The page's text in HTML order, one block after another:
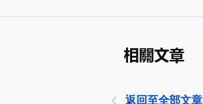
相關文章
返回至全部文章